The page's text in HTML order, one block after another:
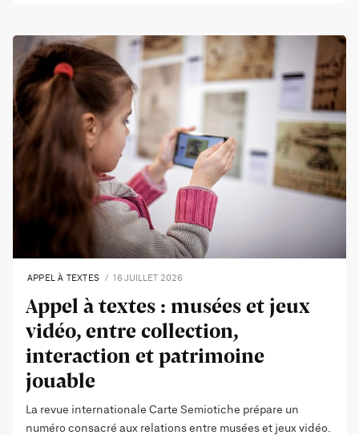
APPEL À TEXTES 16 JUILLET 2026
Appel à textes : musées et jeux
vidéo, entre collection,
interaction et patrimoine
jouable
La revue internationale Carte Semiotiche prépare un
numéro consacré aux relations entre musées et jeux vidéo.